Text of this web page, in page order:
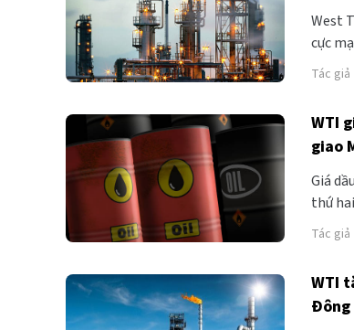
West
cực
giảm
hôm
Tác giả
WTI
giao
Giá
thứ
Sáu.
cuộc
Tác giả
WTI
Đông